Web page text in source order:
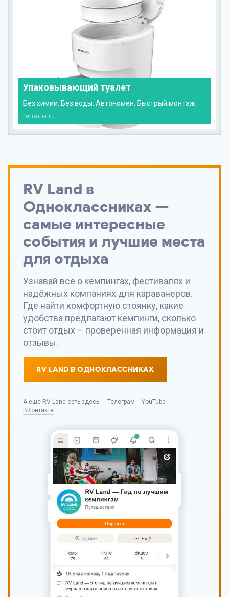
Упаковывающий туалет
Без химии. Без воды. Автономен. Быстрый монтаж.
retrailer.ru
RV Land в
Одноклассниках —
самые интересные
события и лучшие места
для отдыха
Узнавай всё о кемпингах, фестивалях и
надёжных компаниях для караванеров.
Где найти комфортную стоянку, какие
удобства предлагают кемпинги, сколько
стоит отдых – проверенная информация и
отзывы.
RV LAND В ОДНОКЛАССНИКАХ
А еще RV Land есть здесь: Телеграм
YouTube
ВКонтакте